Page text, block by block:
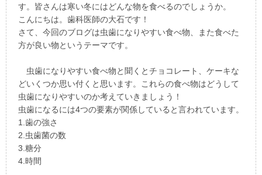
す。皆さんは寒い冬にはどんな物を食べるのでしょうか。
こんにちは。歯科医師の大石です！
さて、今回のブログは虫歯になりやすい食べ物、また食べた
方が良い物というテーマです。
虫歯になりやすい食べ物と聞くとチョコレート、ケーキな
どいくつか思い付くと思います。これらの食べ物はどうして
虫歯になりやすいのか考えていきましょう！
虫歯になるには4つの要素が関係していると言われています。
1.歯の強さ
2.虫歯菌の数
3.糖分
4.時間